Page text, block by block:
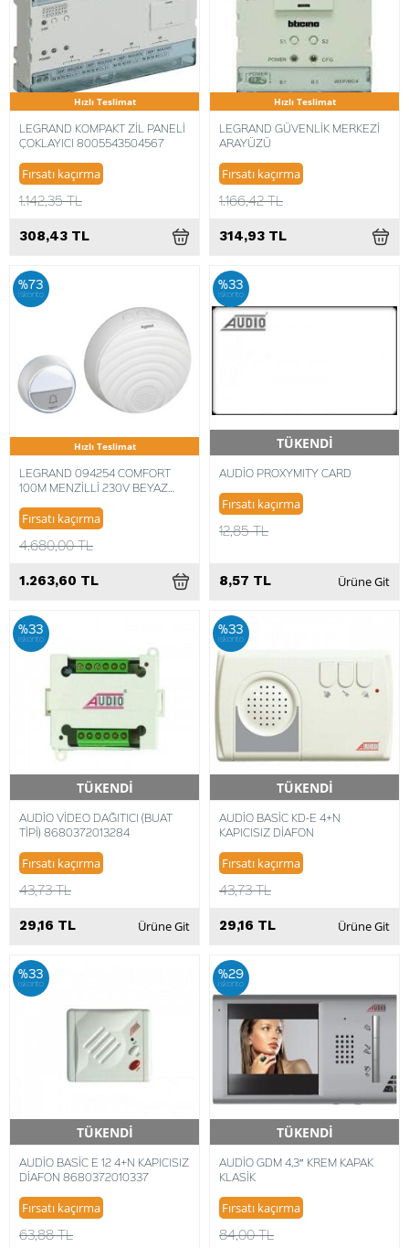
Hızlı Teslimat
LEGRAND KOMPAKT ZİL PANELİ
ÇOKLAYICI 8005543504567
Fırsatı kaçırma
1.142,35 TL
308,43 TL
Hızlı Teslimat
LEGRAND GÜVENLİK MERKEZİ
ARAYÜZÜ
Fırsatı kaçırma
1.166,42 TL
314,93 TL
%73
iskonto
Hızlı Teslimat
LEGRAND 094254 COMFORT
100M MENZİLLİ 230V BEYAZ
Fırsatı kaçırma
4.680,00 TL
1.263,60 TL
%33
iskonto
TÜKENDİ
Hızlı Teslimat
AUDİO PROXYMITY CARD
Fırsatı kaçırma
12,85 TL
8,57 TL Ürüne Git
%33
iskonto
TÜKENDİ
Hızlı Teslimat
AUDİO VİDEO DAĞITICI (BUAT
TİPİ) 8680372013284
Fırsatı kaçırma
43,73 TL
29,16 TL Ürüne Git
%33
iskonto
TÜKENDİ
Hızlı Teslimat
AUDİO BASİC KD-E 4+N
KAPICISIZ DİAFON
Fırsatı kaçırma
43,73 TL
29,16 TL Ürüne Git
%33
iskonto
TÜKENDİ
Hızlı Teslimat
AUDİO BASİC E 12 4+N KAPICISIZ
DİAFON 8680372010337
Fırsatı kaçırma
63,88 TL
%29
iskonto
TÜKENDİ
Hızlı Teslimat
AUDİO GDM 4,3″ KREM KAPAK
KLASİK
Fırsatı kaçırma
84,00 TL